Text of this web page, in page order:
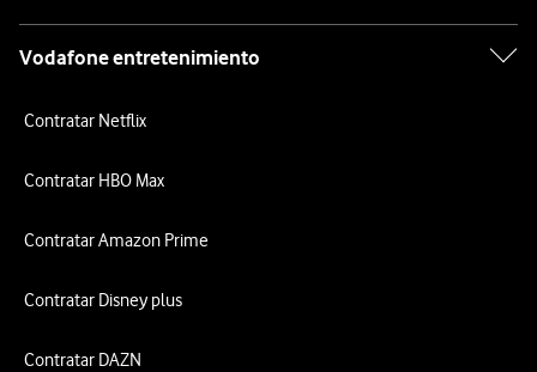
Vodafone entretenimiento
Contratar Netflix
Contratar HBO Max
Contratar Amazon Prime
Contratar Disney plus
Contratar DAZN